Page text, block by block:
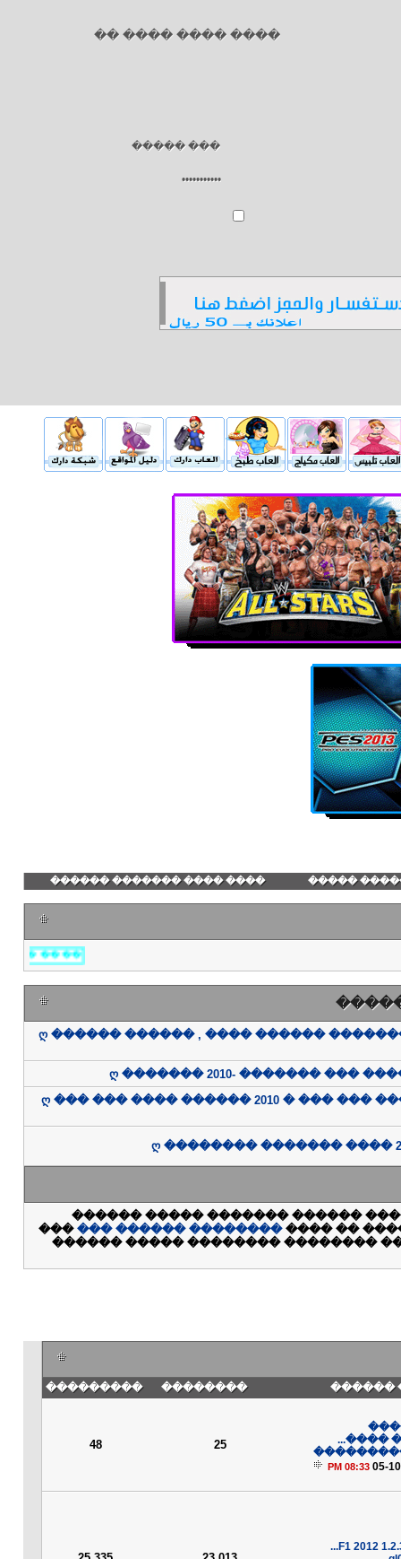
�������
���� ���� ������� ������
ღ ������ ������ , ���� ������
ღ ������� 2010- ������� ���
ღ ��� ��� ���� ������ 2010 � ��� ���
ღ �������� ������� ����
���� ����� �� ������ ������
. ���
�������� ������ ���
���
���� ��������� �� ������� ���
���
��������
���������
05-
08:33 PM
25
48